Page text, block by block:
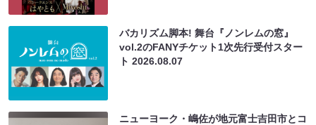
バカリズム脚本! 舞台『ノンレムの窓』
vol.2のFANYチケット1次先行受付スター
ト2026.08.07
ニューヨーク・嶋佐が地元富士吉田市とコ